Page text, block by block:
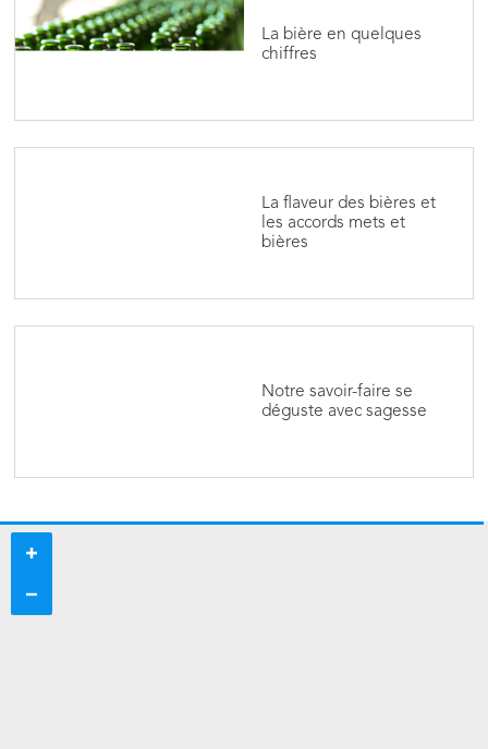
La bière en quelques
chiffres
La flaveur des bières et
les accords mets et
bières
Notre savoir-faire se
déguste avec sagesse